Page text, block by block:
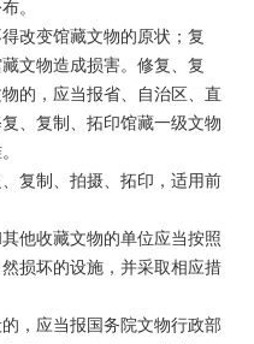
。
变馆藏文物的原状；复
文物造成损害。修复、复
的，应当报省、自治区、直
、复制、拓印馆藏一级文物
复制、拍摄、拓印，适用前
收藏文物的单位应当按照
损坏的设施，并采取相应措
应当报国务院文物行政部